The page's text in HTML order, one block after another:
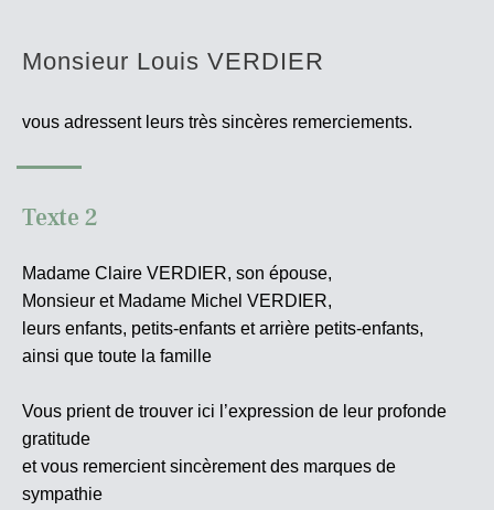
Monsieur Louis VERDIER
vous adressent leurs très sincères remerciements.
Texte 2
Madame Claire VERDIER, son épouse,
Monsieur et Madame Michel VERDIER,
leurs enfants, petits-enfants et arrière petits-enfants,
ainsi que toute la famille
Vous prient de trouver ici l’expression de leur profonde
gratitude
et vous remercient sincèrement des marques de
sympathie